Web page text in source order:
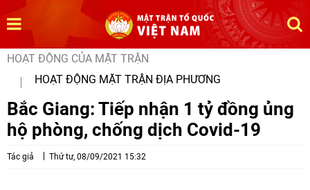
HOẠT ĐỘNG CỦA MẶT TRẬN
HOẠT ĐỘNG MẶT TRẬN ĐỊA PHƯƠNG
Bắc Giang: Tiếp nhận 1 tỷ đồng ủng
hộ phòng, chống dịch Covid-19
Tác giả Thứ tư, 08/09/2021 15:32